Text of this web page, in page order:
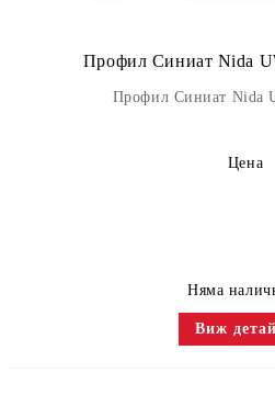
Профил Синиат Nida
Профил Синиат Nida
Цена
Няма
Виж